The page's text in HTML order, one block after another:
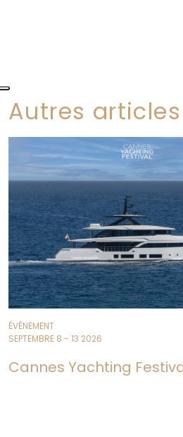
Autres articles
ÉVÉNEMENT
SEPTEMBRE 8 - 13 2026
Cannes Yachting